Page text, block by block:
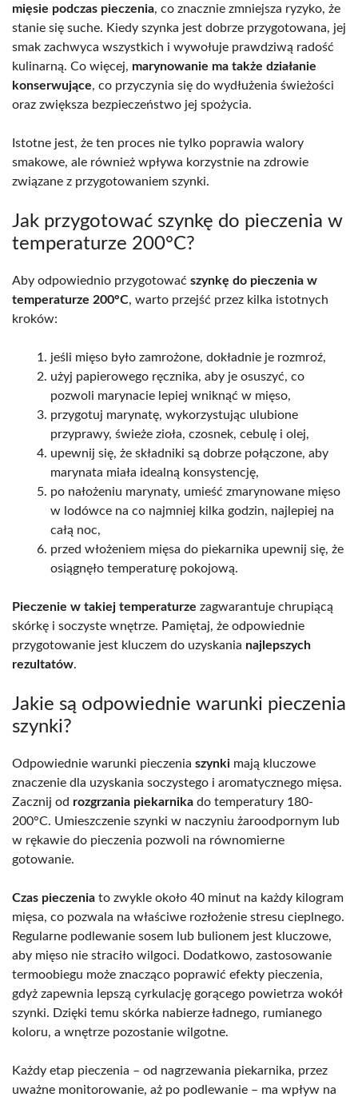
mięsie podczas pieczenia, co znacznie zmniejsza ryzyko, że
stanie się suche. Kiedy szynka jest dobrze przygotowana, jej
smak zachwyca wszystkich i wywołuje prawdziwą radość
kulinarną. Co więcej, marynowanie ma także działanie
konserwujące, co przyczynia się do wydłużenia świeżości
oraz zwiększa bezpieczeństwo jej spożycia.
Istotne jest, że ten proces nie tylko poprawia walory
smakowe, ale również wpływa korzystnie na zdrowie
związane z przygotowaniem szynki.
Jak przygotować szynkę do pieczenia w
temperaturze 200°C?
Aby odpowiednio przygotować szynkę do pieczenia w
temperaturze 200°C, warto przejść przez kilka istotnych
kroków:
jeśli mięso było zamrożone, dokładnie je rozmroź,
użyj papierowego ręcznika, aby je osuszyć, co
pozwoli marynacie lepiej wniknąć w mięso,
przygotuj marynatę, wykorzystując ulubione
przyprawy, świeże zioła, czosnek, cebulę i olej,
upewnij się, że składniki są dobrze połączone, aby
marynata miała idealną konsystencję,
po nałożeniu marynaty, umieść zmarynowane mięso
w lodówce na co najmniej kilka godzin, najlepiej na
całą noc,
przed włożeniem mięsa do piekarnika upewnij się, że
osiągnęło temperaturę pokojową.
Pieczenie w takiej temperaturze zagwarantuje chrupiącą
skórkę i soczyste wnętrze. Pamiętaj, że odpowiednie
przygotowanie jest kluczem do uzyskania najlepszych
rezultatów.
Jakie są odpowiednie warunki pieczenia
szynki?
Odpowiednie warunki pieczenia szynki mają kluczowe
znaczenie dla uzyskania soczystego i aromatycznego mięsa.
Zacznij od rozgrzania piekarnika do temperatury 180-
200°C. Umieszczenie szynki w naczyniu żaroodpornym lub
w rękawie do pieczenia pozwoli na równomierne
gotowanie.
Czas pieczenia to zwykle około 40 minut na każdy kilogram
mięsa, co pozwala na właściwe rozłożenie stresu cieplnego.
Regularne podlewanie sosem lub bulionem jest kluczowe,
aby mięso nie straciło wilgoci. Dodatkowo, zastosowanie
termoobiegu może znacząco poprawić efekty pieczenia,
gdyż zapewnia lepszą cyrkulację gorącego powietrza wokół
szynki. Dzięki temu skórka nabierze ładnego, rumianego
koloru, a wnętrze pozostanie wilgotne.
Każdy etap pieczenia – od nagrzewania piekarnika, przez
uważne monitorowanie, aż po podlewanie – ma wpływ na